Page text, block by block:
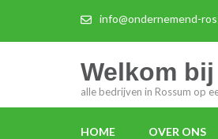
info@ondernemend-
Welkom
alle bedrijven in Rossum op
HOME OVER ONS